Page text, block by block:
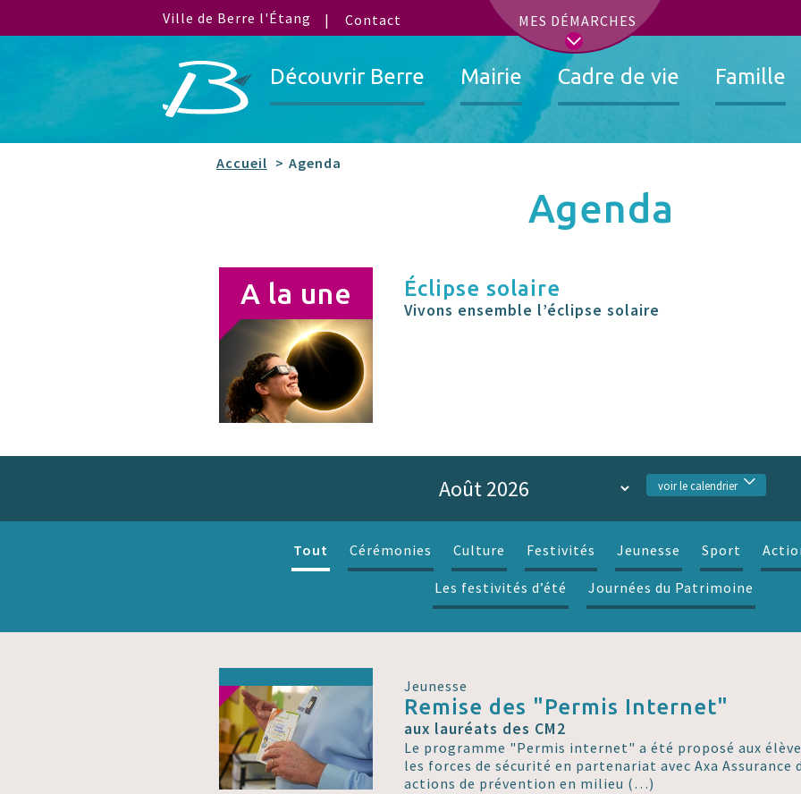
Ville de Berre l'Étang MES DÉMARCHES
Contact
Découvrir Berre Mairie Cadre de vie Famille
Accueil Agenda
Agenda
A la une Éclipse solaire
Vivons ensemble l’éclipse solaire
voir le calendrier
Tout Cérémonies Culture Festivités Jeunesse Sport
Les festivités d’été Journées du Patrimoine
Jeunesse
Remise des "Permis Internet"
aux lauréats des CM2
Le programme "Permis internet" a été proposé aux
les forces de sécurité en partenariat avec Axa Assurance
actions de prévention en milieu (…)